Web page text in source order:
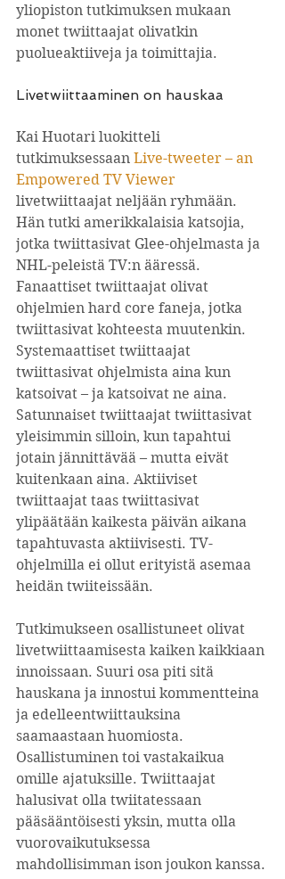
yliopiston tutkimuksen mukaan
monet twiittaajat olivatkin
puolueaktiiveja ja toimittajia.
Livetwiittaaminen on hauskaa
Kai Huotari luokitteli
tutkimuksessaan Live-tweeter – an
Empowered TV Viewer
livetwiittaajat neljään ryhmään.
Hän tutki amerikkalaisia katsojia,
jotka twiittasivat Glee-ohjelmasta ja
NHL-peleistä TV:n ääressä.
Fanaattiset twiittaajat olivat
ohjelmien hard core faneja, jotka
twiittasivat kohteesta muutenkin.
Systemaattiset twiittaajat
twiittasivat ohjelmista aina kun
katsoivat – ja katsoivat ne aina.
Satunnaiset twiittaajat twiittasivat
yleisimmin silloin, kun tapahtui
jotain jännittävää – mutta eivät
kuitenkaan aina. Aktiiviset
twiittaajat taas twiittasivat
ylipäätään kaikesta päivän aikana
tapahtuvasta aktiivisesti. TV-
ohjelmilla ei ollut erityistä asemaa
heidän twiiteissään.
Tutkimukseen osallistuneet olivat
livetwiittaamisesta kaiken kaikkiaan
innoissaan. Suuri osa piti sitä
hauskana ja innostui kommentteina
ja edelleentwiittauksina
saamaastaan huomiosta.
Osallistuminen toi vastakaikua
omille ajatuksille. Twiittaajat
halusivat olla twiitatessaan
pääsääntöisesti yksin, mutta olla
vuorovaikutuksessa
mahdollisimman ison joukon kanssa.